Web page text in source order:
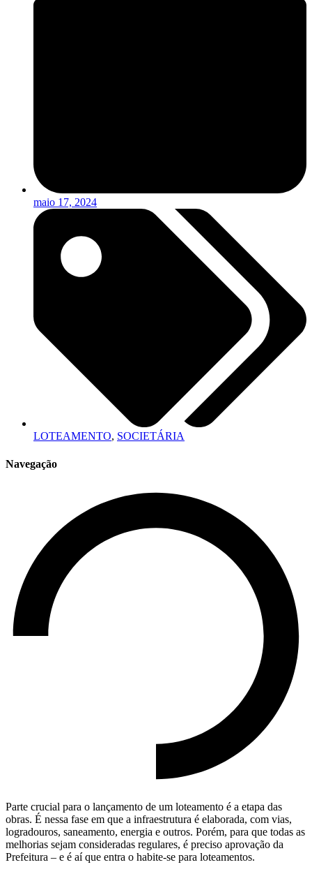
maio 17, 2024
LOTEAMENTO, SOCIETÁRIA
Navegação
Parte crucial para o lançamento de um loteamento é a etapa das
obras. É nessa fase em que a infraestrutura é elaborada, com vias,
logradouros, saneamento, energia e outros. Porém, para que todas as
melhorias sejam consideradas regulares, é preciso aprovação da
Prefeitura – e é aí que entra o habite-se para loteamentos.